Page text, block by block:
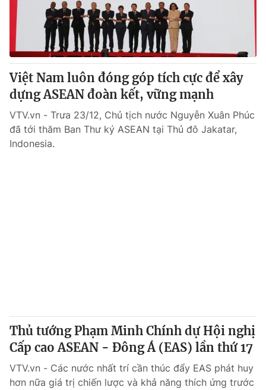
Việt Nam luôn đóng góp tích cực để xây
dựng ASEAN đoàn kết, vững mạnh
VTV.vn - Trưa 23/12, Chủ tịch nước Nguyễn Xuân Phúc
đã tới thăm Ban Thư ký ASEAN tại Thủ đô Jakatar,
Indonesia.
Thủ tướng Phạm Minh Chính dự Hội nghị
Cấp cao ASEAN - Đông Á (EAS) lần thứ 17
VTV.vn - Các nước nhất trí cần thúc đẩy EAS phát huy
hơn nữa giá trị chiến lược và khả năng thích ứng trước